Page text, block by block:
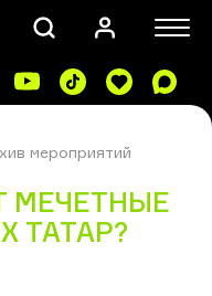
мероприятий
МЕЧЕТНЫЕ
ТАТАР?